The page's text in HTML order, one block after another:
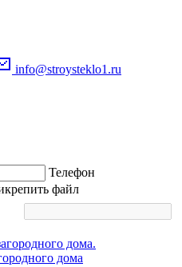
info@stroysteklo1.ru
Телефон
файл
дома